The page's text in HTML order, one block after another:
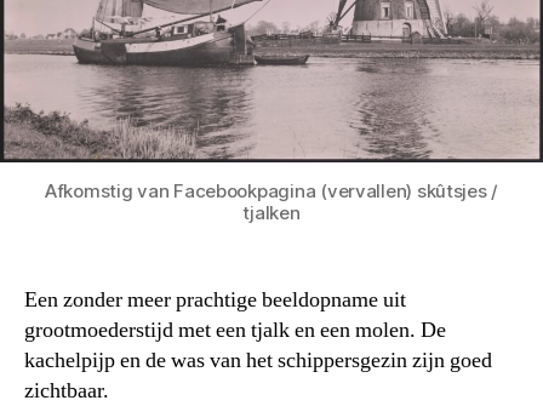
Afkomstig van Facebookpagina (vervallen) skûtsjes /
tjalken
Een zonder meer prachtige beeldopname uit
grootmoederstijd met een tjalk en een molen. De
kachelpijp en de was van het schippersgezin zijn goed
zichtbaar.